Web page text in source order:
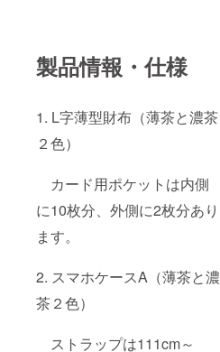
製品情報・仕様
1. L字薄型財布（薄茶と濃茶
２色）
カード用ポケットは内側
に10枚分、外側に2枚分あり
ます。
2. スマホケースA（薄茶と濃
茶２色）
ストラップは111cm～